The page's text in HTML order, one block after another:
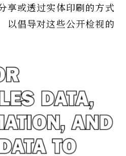
享或透过实体印刷的方式
以倡导对这些公开检视的